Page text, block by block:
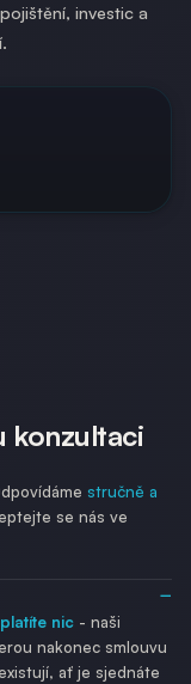
investic a
konzultaci
stručně a
se nás ve
nic - naši
nakonec smlouvu
ať je sjednáte